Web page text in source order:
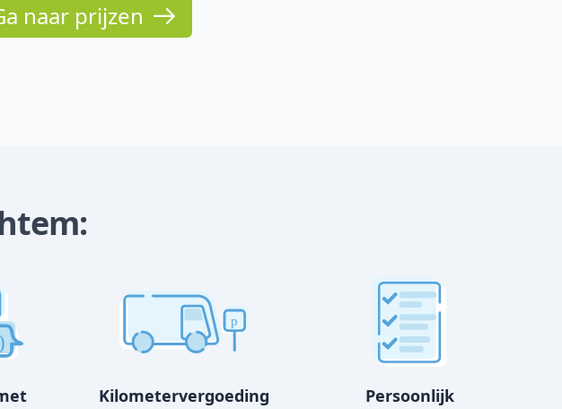
naar prijzen
p
Kilometervergoeding
Persoonlijk